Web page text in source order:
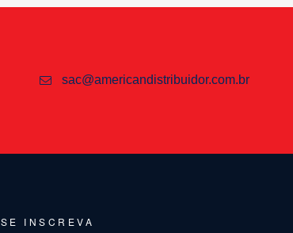
sac@americandistribuidor.com.br
SE INSCREVA